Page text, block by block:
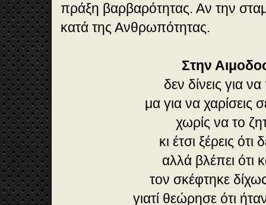
πράξη βαρβαρότητας. Αν την
κατά της Ανθρωπότητας.
Στην
δεν δίνεις για
μα για να χαρίσεις
χωρίς να το
κι έτσι ξέρεις ότι
αλλά βλέπει ότι
τον σκέφτηκε
γιατί θεώρησε ότι